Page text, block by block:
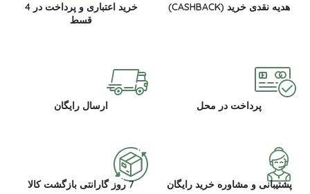
هدیه نقدی خرید (CASHBACK)
خرید اعتباری و پرداخت در 4
قسط
پرداخت در محل ارسال رایگان
پشتیبانی و مشاوره خرید رایگان 7 روز گارانتی بازگشت کالا